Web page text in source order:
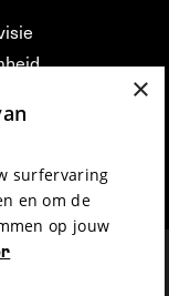
bij FFG
×
surfervaring
en om de
op jouw